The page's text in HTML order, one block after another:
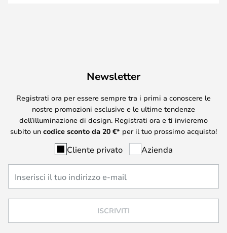
Newsletter
Registrati ora per essere sempre tra i primi a conoscere le
nostre promozioni esclusive e le ultime tendenze
dell’illuminazione di design. Registrati ora e ti invieremo
subito un codice sconto da 20 €* per il tuo prossimo acquisto!
Cliente privato Azienda
ISCRIVITI